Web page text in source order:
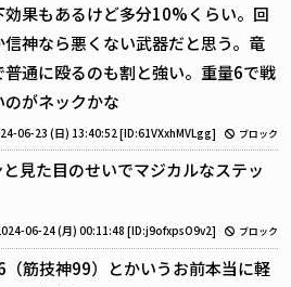
果もあるけど多分10%くらい。回
神なら悪くない武器だと思う。竜
通に殴るのも割と強い。重量6で戦
がネックかな
06-23 (日) 13:40:52 [ID:61VXxhMVLgg] ブロック
見た目のせいでマジカルなステッ
06-24 (月) 00:11:48 [ID:j9ofxpsO9v2] ブロック
筋技神99）とかいうお前本当に軽